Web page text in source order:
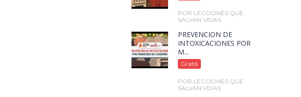
POR LECCIONES QUE
SALVAN VIDAS
PREVENCIÓN DE
INTOXICACIONES POR
M...
Gratis
POR LECCIONES QUE
SALVAN VIDAS